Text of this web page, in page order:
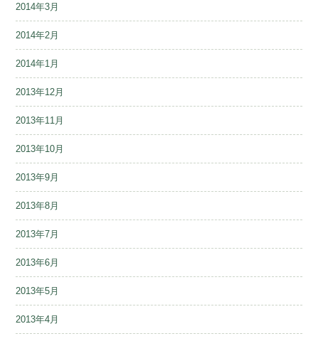
2014年3月
2014年2月
2014年1月
2013年12月
2013年11月
2013年10月
2013年9月
2013年8月
2013年7月
2013年6月
2013年5月
2013年4月